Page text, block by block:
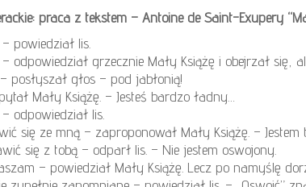
praca z tekstem – Antoine de Saint-Exupery
powiedział lis.
odpowiedział grzecznie Mały Książę i obejrzał się,
posłyszał głos – pod jabłonią!
Mały Książę. – Jesteś bardzo ładny…
odpowiedział lis.
się ze mną – zaproponował Mały Książę. –
się z tobą – odparł lis. – Nie jestem oswojony.
– powiedział Mały Książę. Lecz po namyślę